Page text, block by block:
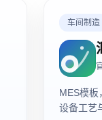
车间制造
MES模板
设备工艺